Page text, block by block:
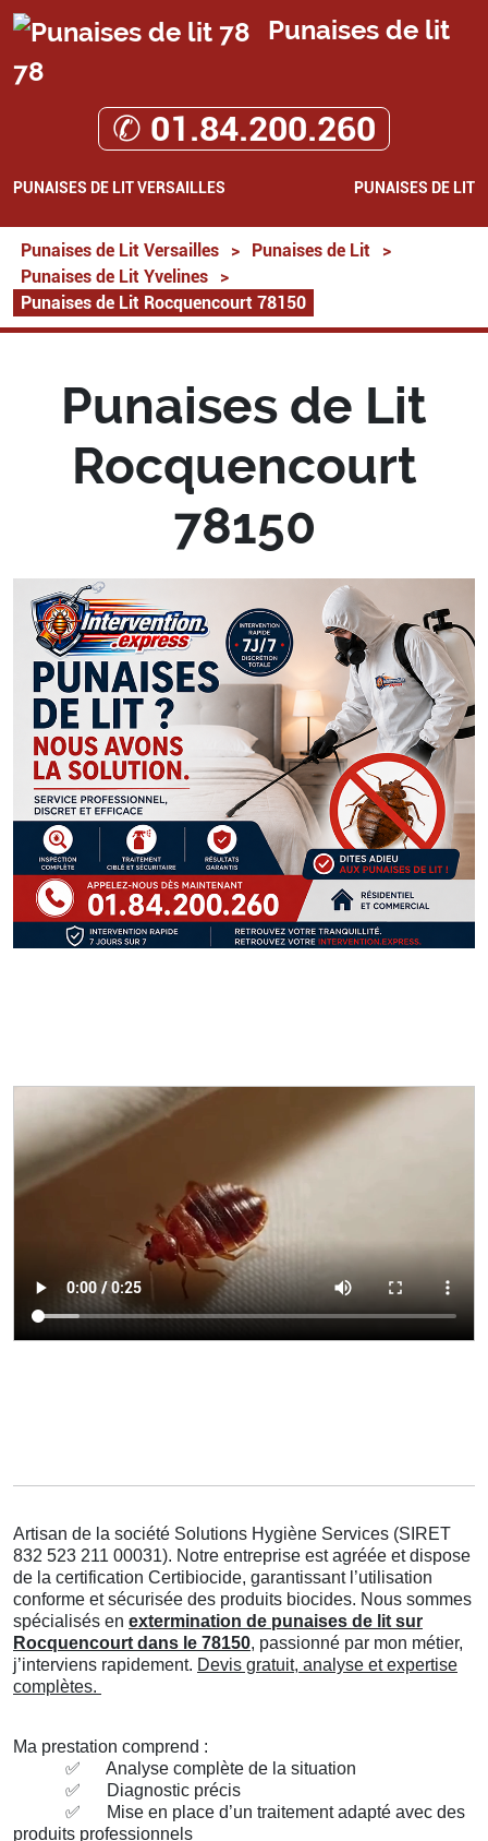
Punaises de lit
78
✆ 01.84.200.260
PUNAISES DE LIT VERSAILLES PUNAISES DE LIT
Punaises de Lit Versailles > Punaises de Lit
>
Punaises de Lit Yvelines
>
Punaises de Lit Rocquencourt 78150
Punaises de Lit
Rocquencourt
78150
Artisan de la société Solutions Hygiène Services (SIRET
832 523 211 00031). Notre entreprise est agréée et dispose
de la certification Certibiocide, garantissant l’utilisation
conforme et sécurisée des produits biocides. Nous sommes
spécialisés en extermination de punaises de lit sur
Rocquencourt dans le 78150, passionné par mon métier,
j’interviens rapidement. Devis gratuit, analyse et expertise
complètes.
Ma prestation comprend :
✅
Analyse complète de la situation
✅
Diagnostic précis
✅
Mise en place d’un traitement adapté avec des
produits professionnels